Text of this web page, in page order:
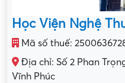
Học Viện Nghệ
Mã số thuế:
Địa chỉ: Số 2 Phan
Vĩnh Phúc